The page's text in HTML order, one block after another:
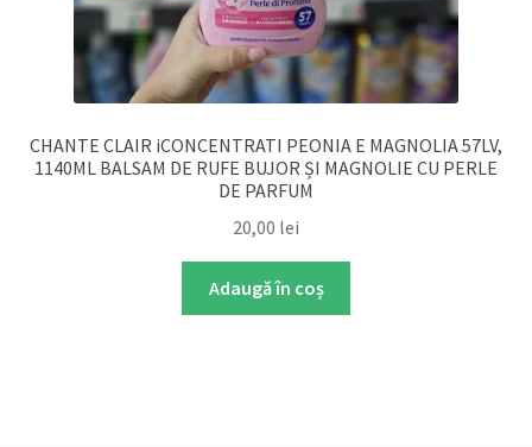
CHANTE CLAIR iCONCENTRATI PEONIA E MAGNOLIA 57LV,
1140ML BALSAM DE RUFE BUJOR ȘI MAGNOLIE CU PERLE
DE PARFUM
20,00 lei
Adaugă în coș